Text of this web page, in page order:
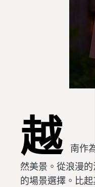
越
南作
然美景。從浪漫
的場景選擇。比